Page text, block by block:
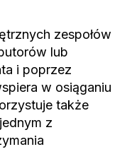
zespołów
lub
i poprzez
w osiąganiu
także
z